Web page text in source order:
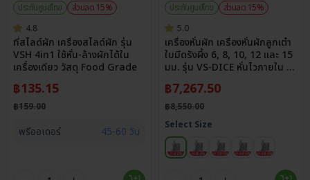
ประกันศูนย์ไทย
ส่วนลด 15%
4.8
ที่สไลด์ผัก เครื่องสไลด์ผัก รุ่น
VSH 4in1 ใช้หั่น-ล้างผักได้ใน
เครื่องเดียว วัสดุ Food Grade
฿135.15
฿159.00
พรีออเดอร์ 45-60 วัน
ประกันศูนย์ไทย
ส่วนลด 15%
5.0
เครื่องหั่นผัก เครื่องหั่นผักลูกเต๋า
ใบมีดรังผึ้ง 6, 8, 10, 12 และ 15
มม. รุ่น VS-DICE หั่นไวภายใน 3
฿7,267.50
฿8,550.00
Select Size